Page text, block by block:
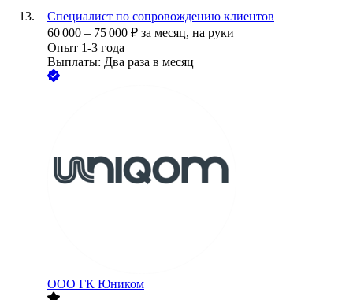
Специалист по сопровождению клиентов
60 000 – 75 000 ₽ за месяц, на руки
Опыт 1-3 года
Выплаты: Два раза в месяц
ООО ГК Юником